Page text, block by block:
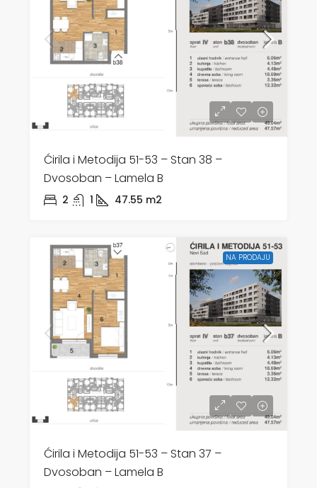
Ćirila i Metodija 51-53 – Stan 38 –
Dvosoban – Lamela B
2 1 47.55 m2
NA PRODAJU
Ćirila i Metodija 51-53 – Stan 37 –
Dvosoban – Lamela B